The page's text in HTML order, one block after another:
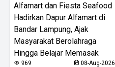
Alfamart dan Fiesta Seafood
Hadirkan Dapur Alfamart di
Bandar Lampung, Ajak
Masyarakat Berolahraga
Hingga Belajar Memasak
969 08-Aug-2026